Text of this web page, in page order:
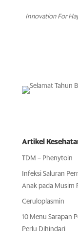
Innovation For
Artikel
TDM – Phenytoin
Infeksi Saluran
Anak pada Musim
Ceruloplasmin
10 Menu Sarapan
Perlu Dihindari